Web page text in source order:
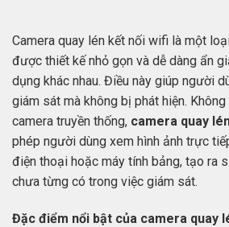
Camera quay lén kết nối wifi là một
được thiết kế nhỏ gọn và dễ dàng ẩn
dụng khác nhau. Điều này giúp người
giám sát mà không bị phát hiện.
camera truyền thống, camera quay
phép người dùng xem hình ảnh trực
điện thoại hoặc máy tính bảng, tạo ra
chưa từng có trong việc giám sát.
Đặc điểm nổi bật của camera quay